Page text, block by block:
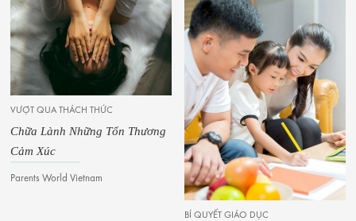
XÂY DỰNG TÌNH CẢM
10 Ý Tưởng Hẹn Hò Mùa Thu
Dành Cho Những Cặp Đôi
Muốn Yêu Lại Từ Đầu
Chuong Nguyen